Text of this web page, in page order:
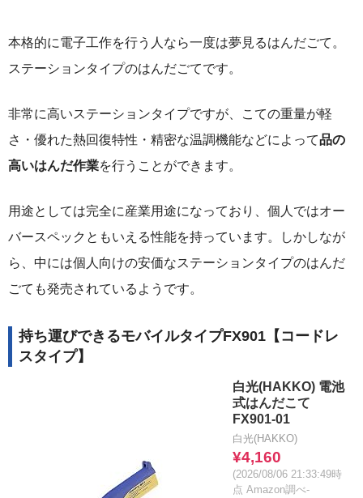
本格的に電子工作を行う人なら一度は夢見るはんだごて。
ステーションタイプのはんだごてです。
非常に高いステーションタイプですが、こての重量が軽
さ・優れた熱回復特性・精密な温調機能などによって品の
高いはんだ作業を行うことができます。
用途としては完全に産業用途になっており、個人ではオー
バースペックともいえる性能を持っています。しかしなが
ら、中には個人向けの安価なステーションタイプのはんだ
ごても発売されているようです。
持ち運びできるモバイルタイプFX901【コードレ
スタイプ】
白光(HAKKO) 電池
式はんだこて
FX901-01
白光(HAKKO)
¥4,160
(2026/08/06 21:33:49時
点 Amazon調べ-